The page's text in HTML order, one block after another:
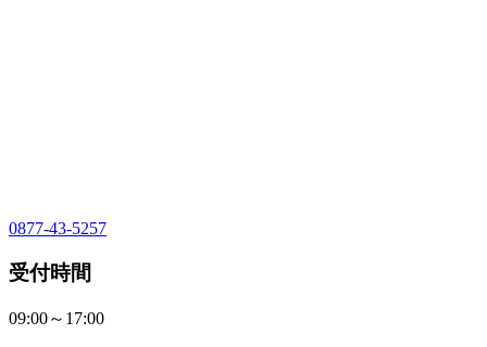
0877-43-5257
受付時間
09:00～17:00